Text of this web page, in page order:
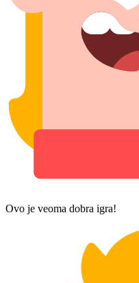
Ovo je veoma dobra igra!